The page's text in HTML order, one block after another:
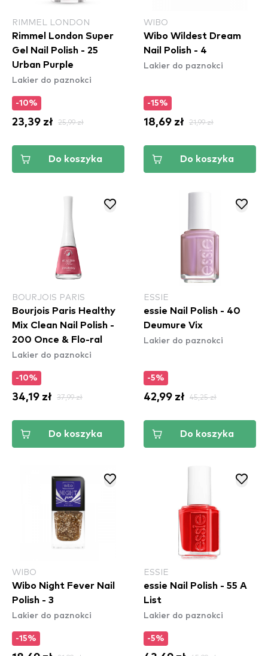
RIMMEL LONDON
Rimmel London Super
Gel Nail Polish - 25
Urban Purple
Lakier do paznokci
-10%
23,39 zł 25,99 zł
Do koszyka
WIBO
Wibo Wildest Dream
Nail Polish - 4
Lakier do paznokci
-15%
18,69 zł 21,99 zł
Do koszyka
BOURJOIS PARIS
Bourjois Paris Healthy
Mix Clean Nail Polish -
200 Once & Flo-ral
Lakier do paznokci
-10%
34,19 zł 37,99 zł
Do koszyka
ESSIE
essie Nail Polish - 40
Deumure Vix
Lakier do paznokci
-5%
42,99 zł 45,25 zł
Do koszyka
WIBO
Wibo Night Fever Nail
Polish - 3
Lakier do paznokci
-15%
ESSIE
essie Nail Polish - 55 A
List
Lakier do paznokci
-5%